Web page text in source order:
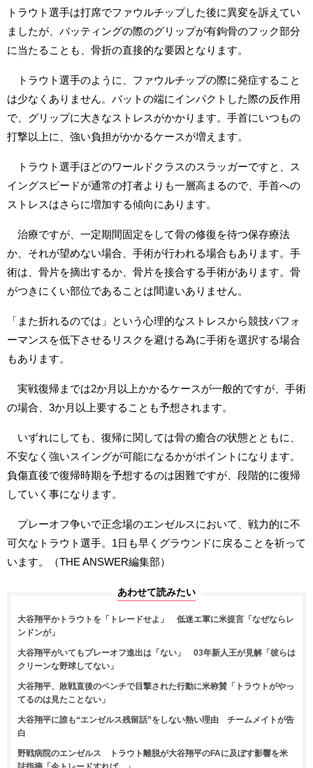
トラウト選手は打席でファウルチップした後に異変を訴えてい
ましたが、バッティングの際のグリップが有鉤骨のフック部分
に当たることも、骨折の直接的な要因となります。
トラウト選手のように、ファウルチップの際に発症すること
は少なくありません。バットの端にインパクトした際の反作用
で、グリップに大きなストレスがかかります。手首にいつもの
打撃以上に、強い負担がかかるケースが増えます。
トラウト選手ほどのワールドクラスのスラッガーですと、ス
イングスピードが通常の打者よりも一層高まるので、手首への
ストレスはさらに増加する傾向にあります。
治療ですが、一定期間固定をして骨の修復を待つ保存療法
か、それが望めない場合、手術が行われる場合もあります。手
術は、骨片を摘出するか、骨片を接合する手術があります。骨
がつきにくい部位であることは間違いありません。
「また折れるのでは」という心理的なストレスから競技パフォ
ーマンスを低下させるリスクを避ける為に手術を選択する場合
もあります。
実戦復帰までは2か月以上かかるケースが一般的ですが、手術
の場合、3か月以上要することも予想されます。
いずれにしても、復帰に関しては骨の癒合の状態とともに、
不安なく強いスイングが可能になるかがポイントになります。
負傷直後で復帰時期を予想するのは困難ですが、段階的に復帰
していく事になります。
プレーオフ争いで正念場のエンゼルスにおいて、戦力的に不
可欠なトラウト選手。1日も早くグラウンドに戻ることを祈って
います。（THE ANSWER編集部）
あわせて読みたい
大谷翔平かトラウトを「トレードせよ」 低迷エ軍に米提言「なぜならレ
ンドンが」
大谷翔平がいてもプレーオフ進出は「ない」 03年新人王が見解「彼らは
クリーンな野球してない」
大谷翔平、敗戦直後のベンチで目撃された行動に米称賛「トラウトがやっ
てるのは見たことない」
大谷翔平に誰も“エンゼルス残留話”をしない熱い理由 チームメイトが告
白
野戦病院のエンゼルス トラウト離脱が大谷翔平のFAに及ぼす影響を米